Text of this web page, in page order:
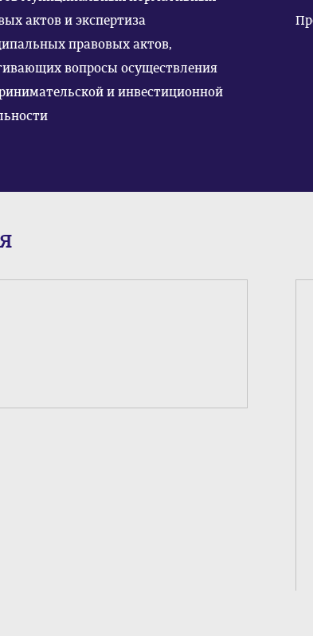
актов и экспертиза
правовых актов,
вопросы осуществления
и инвестиционной